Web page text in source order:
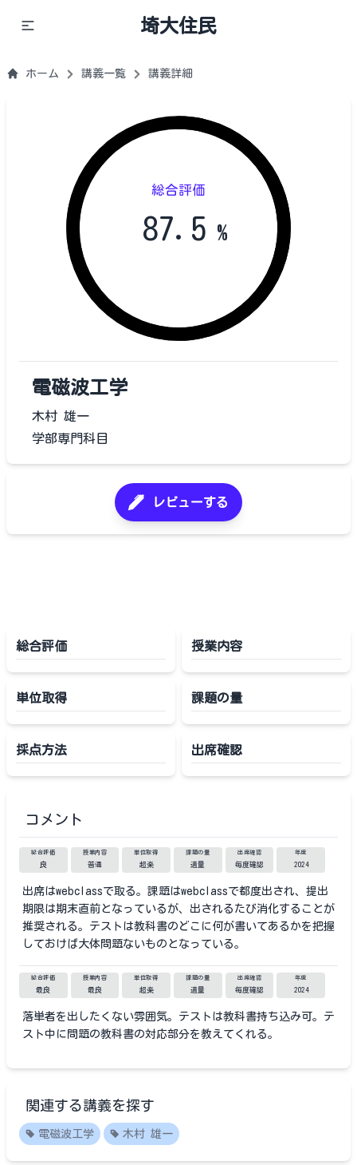
埼大住民
ホーム 講義一覧 講義詳細
総合評価
87.5 %
電磁波工学
木村 雄一
学部専門科目
レビューする
総合評価 授業内容
単位取得 課題の量
採点方法 出席確認
コメント
総合評価
良
授業内容
普通
単位取得
超楽
課題の量
適量
出席確認
毎度確認
年度
2024
出席はwebclassで取る。課題はwebclassで都度出され、提出
期限は期末直前となっているが、出されるたび消化することが
推奨される。テストは教科書のどこに何が書いてあるかを把握
しておけば大体問題ないものとなっている。
総合評価
最良
授業内容
最良
単位取得
超楽
課題の量
適量
出席確認
毎度確認
年度
2024
落単者を出したくない雰囲気。テストは教科書持ち込み可。テ
スト中に問題の教科書の対応部分を教えてくれる。
関連する講義を探す
電磁波工学 木村 雄一